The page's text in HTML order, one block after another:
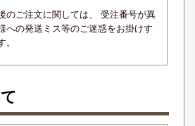
のご注文に関しては、 受注番号が異
への発送ミス等のご迷惑をお掛けす